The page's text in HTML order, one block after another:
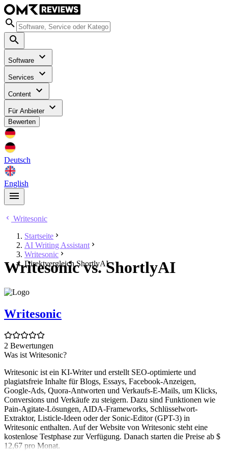
Software
Services
Content
Für Anbieter
Bewerten
Deutsch
English
Writesonic
Startseite
AI Writing Assistant
Writesonic
Direktvergleich ShortlyAI
Writesonic vs. ShortlyAI
Writesonic
2 Bewertungen
Was ist Writesonic?
Writesonic ist ein KI-Writer und erstellt SEO-optimierte und
plagiatsfreie Inhalte für Blogs, Essays, Facebook-Anzeigen,
Google-Ads, Quora-Antworten und Verkaufs-E-Mails, um Klicks,
Conversions und Verkäufe zu steigern. Dazu sind Funktionen wie
Pain-Agitate-Lösungen, AIDA-Frameworks, Schlüsselwort-
Extraktor, Listicle-Ideen oder der Sonic-Editor (GPT-3) in
Writesonic enthalten. Auf der Website von Writesonic steht eine
kostenlose Testphase zur Verfügung. Danach starten die Preise ab $
12,67 pro Monat.